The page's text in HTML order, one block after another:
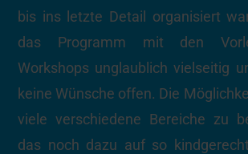
bis ins letzte Detail organisiert
das Programm mit den
Workshops unglaublich vielseitig
keine Wünsche offen. Die
viele verschiedene Bereiche zu
das noch dazu auf so